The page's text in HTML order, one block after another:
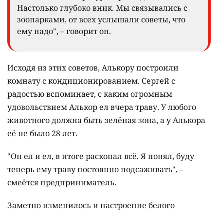
Настолько глубоко вник. Мы связывались с
зоопарками, от всех услышали советы, что
ему надо", – говорит он.
Исходя из этих советов, Алькору построили
комнату с кондиционированием. Сергей с
радостью вспоминает, с каким огромным
удовольствием Алькор ел вчера траву. У любого
животного должна быть зелёная зона, а у Алькора
её не было 28 лет.
"Он ел и ел, в итоге раскопал всё. Я понял, буду
теперь ему траву постоянно подсаживать", –
смеётся предприниматель.
Заметно изменилось и настроение белого